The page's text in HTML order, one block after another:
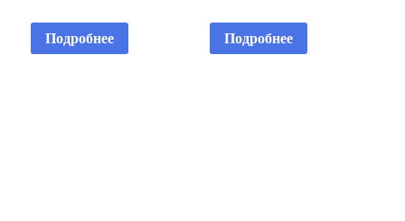
Подробнее Подробнее